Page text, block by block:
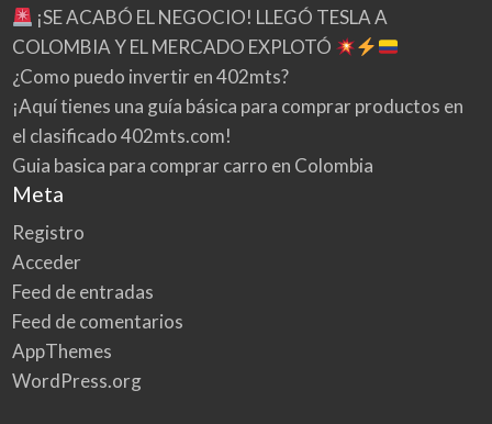
¡SE ACABÓ EL NEGOCIO! LLEGÓ TESLA A
COLOMBIA Y EL MERCADO EXPLOTÓ
¿Como puedo invertir en 402mts?
¡Aquí tienes una guía básica para comprar productos en
el clasificado 402mts.com!
Guia basica para comprar carro en Colombia
Meta
Registro
Acceder
Feed de entradas
Feed de comentarios
AppThemes
WordPress.org